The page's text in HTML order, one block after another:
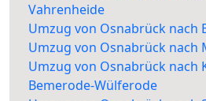
Vahrenheide
Umzug von Osnabrück nach
Umzug von Osnabrück nach
Umzug von Osnabrück nach
Bemerode-Wülferode